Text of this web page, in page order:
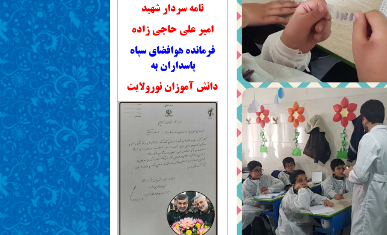
نامه سردار شهید
امیر علی حاجی زاده
فرمانده هوافضای سپاه
پاسداران به
دانش آموزان نورولایت